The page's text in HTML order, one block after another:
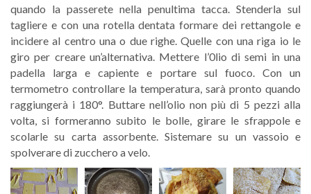
quando la passerete nella penultima tacca. Stenderla sul
tagliere e con una rotella dentata formare dei rettangole e
incidere al centro una o due righe. Quelle con una riga io le
giro per creare un’alternativa. Mettere l’0lio di semi in una
padella larga e capiente e portare sul fuoco. Con un
termometro controllare la temperatura, sarà pronto quando
raggiungerà i 180°. Buttare nell’olio non più di 5 pezzi alla
volta, si formeranno subito le bolle, girare le sfrappole e
scolarle su carta assorbente. Sistemare su un vassoio e
spolverare di zucchero a velo.